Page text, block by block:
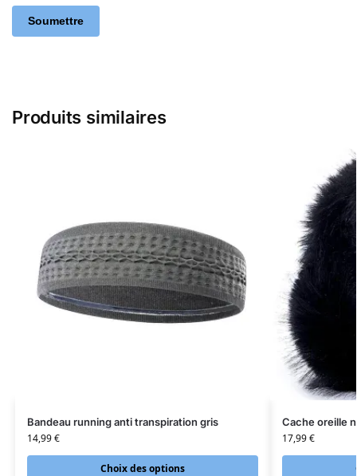
Produits similaires
Bandeau running anti transpiration gris
14,99€
Choix des options
Cache oreille
17,99€